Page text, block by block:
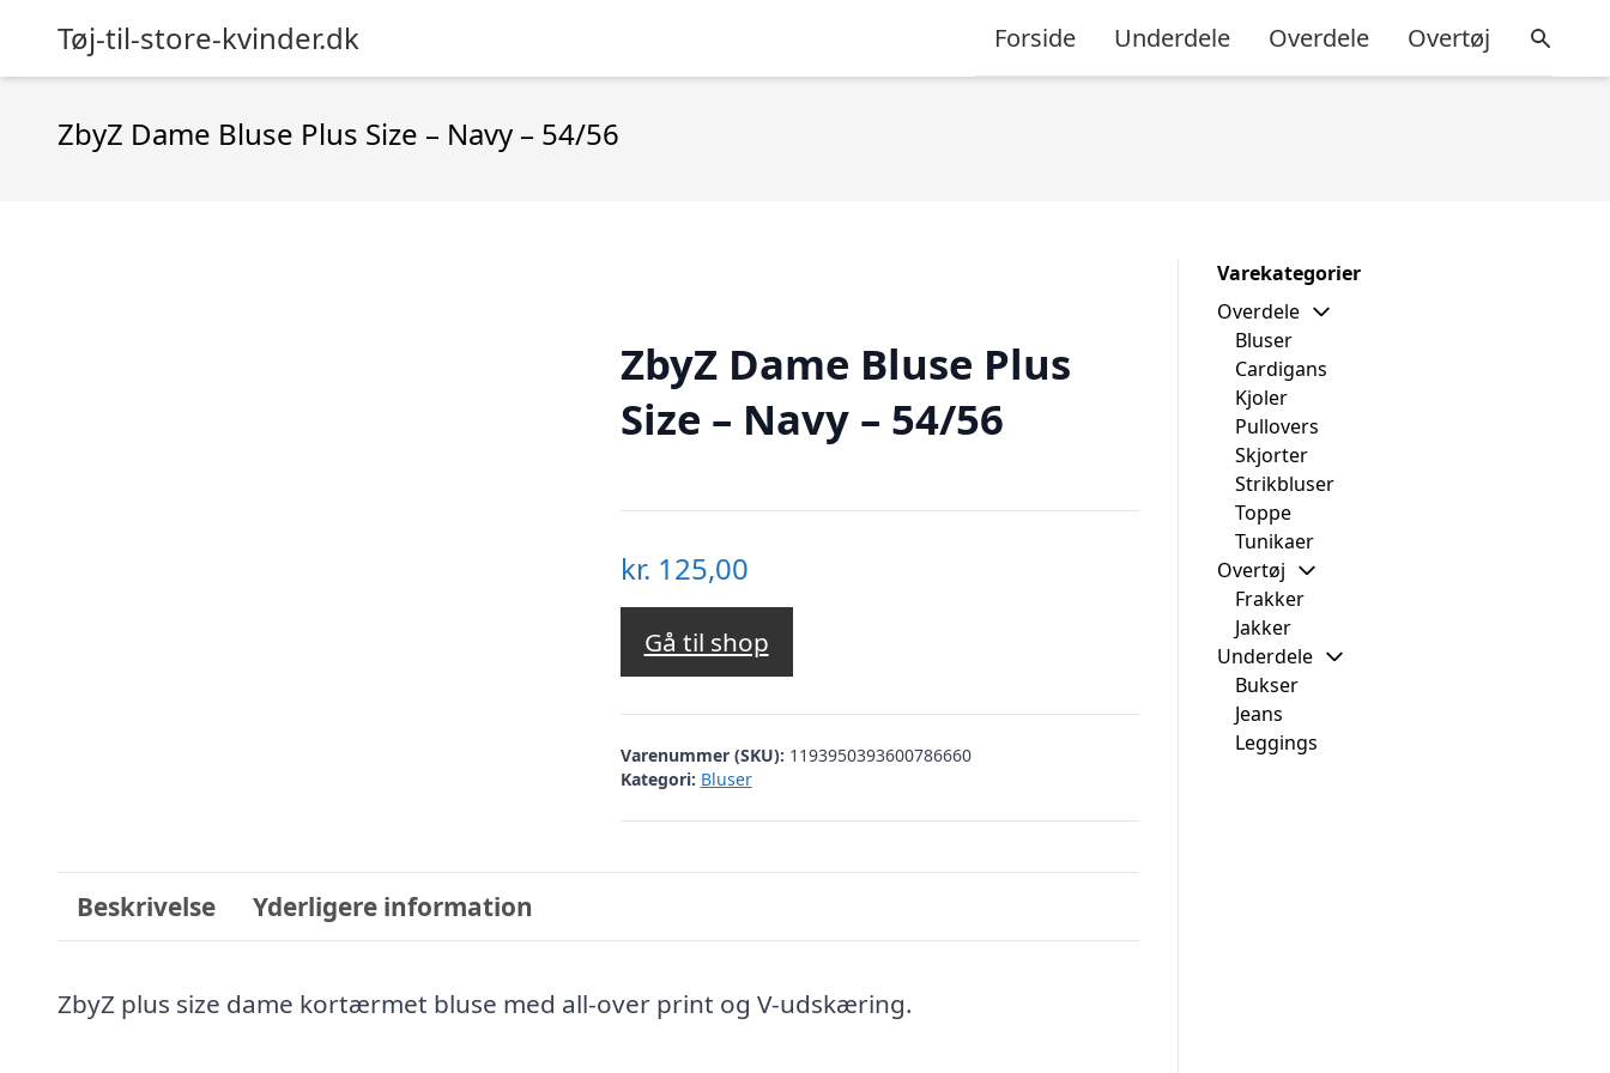
Tøj-til-store-kvinder.dk Forside Underdele Overdele Overtøj
ZbyZ Dame Bluse Plus Size – Navy – 54/56
ZbyZ Dame Bluse Plus
Size – Navy – 54/56
kr. 125,00
Gå til shop
Varenummer (SKU): 1193950393600786660
Kategori: Bluser
Beskrivelse Yderligere information
ZbyZ plus size dame kortærmet bluse med all-over print og V-udskæring.
Varekategorier
Overdele
Bluser
Cardigans
Kjoler
Pullovers
Skjorter
Strikbluser
Toppe
Tunikaer
Overtøj
Frakker
Jakker
Underdele
Bukser
Jeans
Leggings